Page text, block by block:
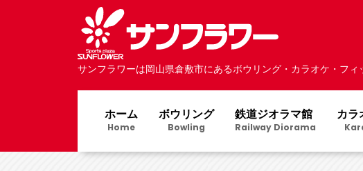
サンフラワーは岡山県倉敷市にあるボウリング・カラオケ・フ
ホーム
Home
ボウリング
Bowling
鉄道ジオラマ館
Railway Diorama
カラ